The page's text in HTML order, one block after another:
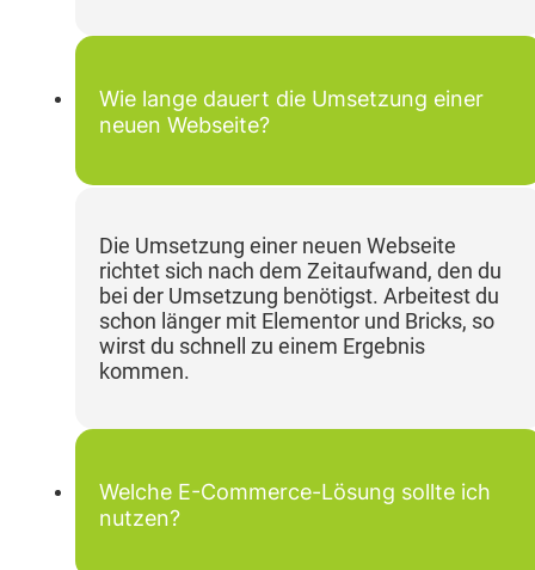
Wie lange dauert die Umsetzung einer
neuen Webseite?
Die Umsetzung einer neuen Webseite
richtet sich nach dem Zeitaufwand, den du
bei der Umsetzung benötigst. Arbeitest du
schon länger mit Elementor und Bricks, so
wirst du schnell zu einem Ergebnis
kommen.
Welche E-Commerce-Lösung sollte ich
nutzen?